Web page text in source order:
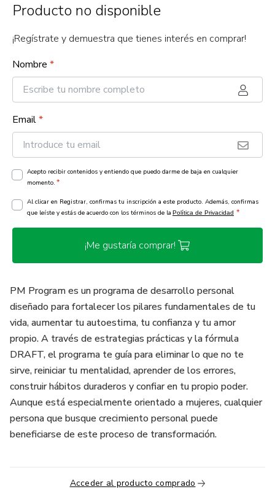
Producto no disponible
¡Regístrate y demuestra que tienes interés en comprar!
Nombre *
Email*
Acepto recibir contenidos y entiendo que puedo darme de baja en cualquier
momento. *
Al clicar en Registrar, confirmas tu inscripción a este producto. Además, confirmas
que leíste y estás de acuerdo con los términos de la Política de Privacidad *
¡Me gustaría comprar!
PM Program es un programa de desarrollo personal
diseñado para fortalecer los pilares fundamentales de tu
vida, aumentar tu autoestima, tu confianza y tu amor
propio. A través de estrategias prácticas y la fórmula
DRAFT, el programa te guía para eliminar lo que no te
sirve, reiniciar tu mentalidad, aprender de los errores,
construir hábitos duraderos y confiar en tu propio poder.
Aunque está especialmente orientado a mujeres, cualquier
persona que busque crecimiento personal puede
beneficiarse de este proceso de transformación.
Acceder al producto comprado